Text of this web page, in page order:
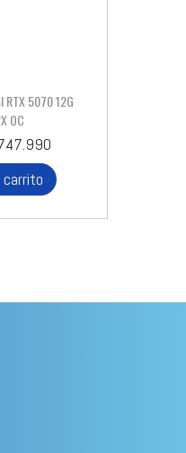
RTX 5070 12G
OC
carrito